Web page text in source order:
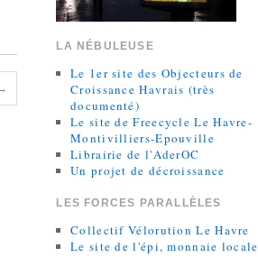
LA NÉBULEUSE
Le 1er site des Objecteurs de
Croissance Havrais (très
documenté)
Le site de Freecycle Le Havre-
Montivilliers-Epouville
Librairie de l'AderOC
Un projet de décroissance
LES FORCES PARALLÈLES
Collectif Vélorution Le Havre
Le site de l'épi, monnaie locale